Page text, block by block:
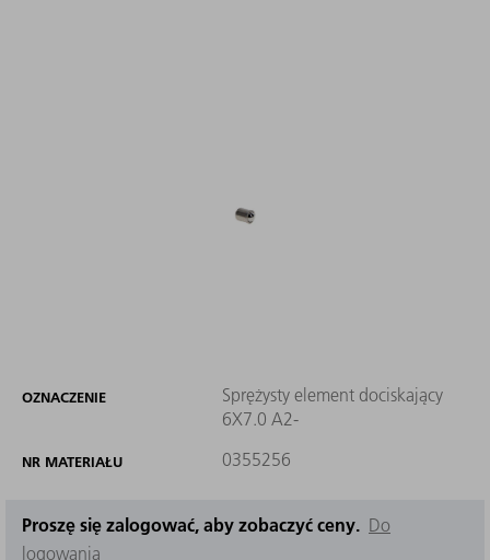
OZNACZENIE
Sprężysty element dociskający
6X7.0 A2-
NR MATERIAŁU 0355256
Proszę się zalogować, aby zobaczyć ceny. Do
logowania